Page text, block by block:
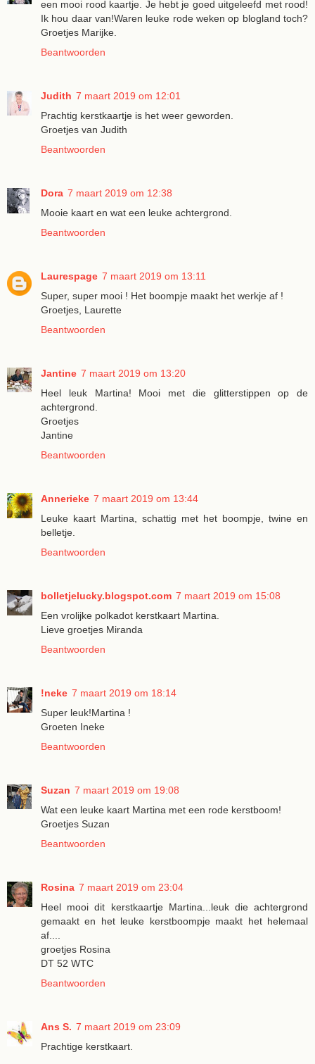
een mooi rood kaartje. Je hebt je goed uitgeleefd met rood!
Ik hou daar van!Waren leuke rode weken op blogland toch?
Groetjes Marijke.
Beantwoorden
Judith 7 maart 2019 om 12:01
Prachtig kerstkaartje is het weer geworden.
Groetjes van Judith
Beantwoorden
Dora 7 maart 2019 om 12:38
Mooie kaart en wat een leuke achtergrond.
Beantwoorden
Laurespage 7 maart 2019 om 13:11
Super, super mooi ! Het boompje maakt het werkje af !
Groetjes, Laurette
Beantwoorden
Jantine 7 maart 2019 om 13:20
Heel leuk Martina! Mooi met die glitterstippen op de
achtergrond.
Groetjes
Jantine
Beantwoorden
Annerieke 7 maart 2019 om 13:44
Leuke kaart Martina, schattig met het boompje, twine en
belletje.
Beantwoorden
bolletjelucky.blogspot.com 7 maart 2019 om 15:08
Een vrolijke polkadot kerstkaart Martina.
Lieve groetjes Miranda
Beantwoorden
!neke 7 maart 2019 om 18:14
Super leuk!Martina !
Groeten Ineke
Beantwoorden
Suzan 7 maart 2019 om 19:08
Wat een leuke kaart Martina met een rode kerstboom!
Groetjes Suzan
Beantwoorden
Rosina 7 maart 2019 om 23:04
Heel mooi dit kerstkaartje Martina...leuk die achtergrond
gemaakt en het leuke kerstboompje maakt het helemaal
af....
groetjes Rosina
DT 52 WTC
Beantwoorden
Ans S. 7 maart 2019 om 23:09
Prachtige kerstkaart.